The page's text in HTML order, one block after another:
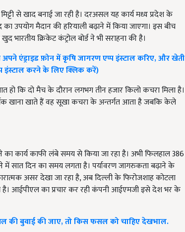
से खाद बनाई जा रही है। दरअसल यह कार्य मध्य प्रदेश के
उपयोग मैदान की हरियाली बढ़ाने में किया जाएगा। इस बीच
क्रिकेट कंट्रोल बोर्ड ने भी सराहना की है।
एंड्राइड फ़ोन में कृषि जागरण एप्प इंस्टाल करिए, और खेती
इंस्टाल करने के लिए क्लिक करें)
हो कि दो मैच के दौरान लगभग तीन हजार किलो कचरा मिला है।
खाना खाते हैं वह सूखा कचरा के अन्तर्गत आता है जबकि केले
का कार्य काफी लंबे समय से किया जा रहा है। अभी फिलहाल 386
सात दिन का समय लगता है। पर्यावरण जागरुकता बढ़ाने के
असर देखा जा रहा है, अब दिल्ली के फिरोजशाह कोटला
है। आईपीएल का प्रचार कर रही कंपनी आईएमजी इसे देश भर के
की बुवाई की जाए, तो किस फसल को चाहिए देखभाल.